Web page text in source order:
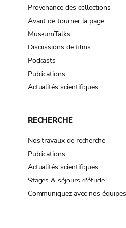
Provenance des collections
Avant de tourner la page…
MuseumTalks
Discussions de films
Podcasts
Publications
Actualités scientifiques
RECHERCHE
Nos travaux de recherche
Publications
Actualités scientifiques
Stages & séjours d'étude
Communiquez avec nos équipes